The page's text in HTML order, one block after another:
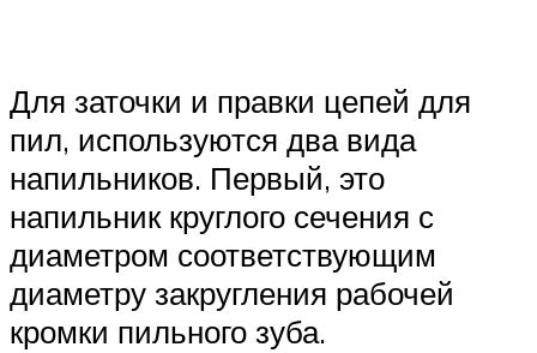
Для заточки и правки цепей для
пил, используются два вида
напильников. Первый, это
напильник круглого сечения с
диаметром соответствующим
диаметру закругления рабочей
кромки пильного зуба.